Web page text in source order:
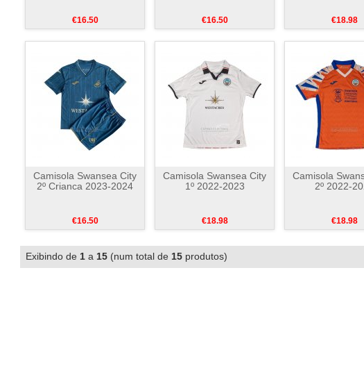
€16.50 €16.50 €18.98
Camisola Swansea City
2º Crianca 2023-2024
€16.50
Camisola Swansea City
1º 2022-2023
€18.98
Camisola
2º 2022-
€18.98
Exibindo de 1 a 15 (num total de 15 produtos)